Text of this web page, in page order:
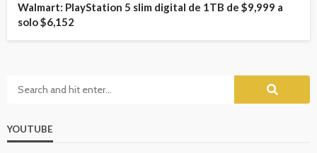
Walmart: PlayStation 5 slim digital de 1TB de $9,999 a
solo $6,152
YOUTUBE